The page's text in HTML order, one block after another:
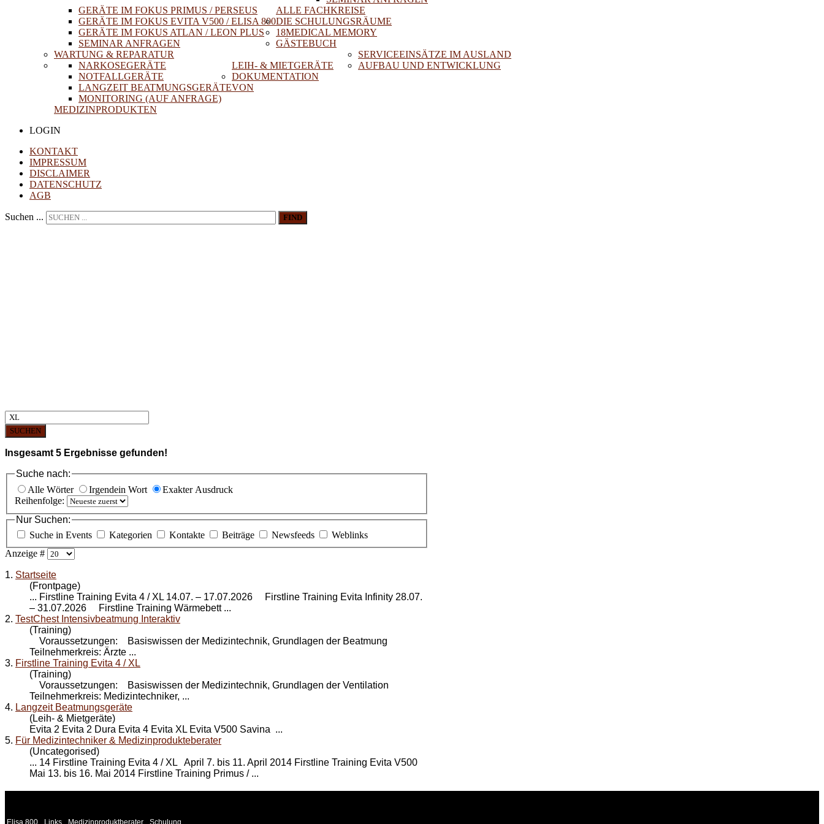
ALLE FACHKREISE
GERÄTE IM FOKUS PRIMUS / PERSEUS
GERÄTE IM FOKUS EVITA V500 / ELISA 800
GERÄTE IM FOKUS ATLAN / LEON PLUS
SEMINAR ANFRAGEN
DIE SCHULUNGSRÄUME
18MEDICAL MEMORY
GÄSTEBUCH
WARTUNG & REPARATUR
LEIH- & MIETGERÄTE
NARKOSEGERÄTE
NOTFALLGERÄTE
LANGZEIT BEATMUNGSGERÄTE
MONITORING (AUF ANFRAGE)
DOKUMENTATION
VON
MEDIZINPRODUKTEN
SERVICEEINSÄTZE IM AUSLAND
AUFBAU UND ENTWICKLUNG
LOGIN
KONTAKT
IMPRESSUM
DISCLAIMER
DATENSCHUTZ
AGB
Suchen ... FIND
SUCHEN
Insgesamt 5 Ergebnisse gefunden!
Suche nach:
Alle Wörter
Irgendein Wort
Exakter Ausdruck
Reihenfolge:
Nur Suchen:
Suche in Events
Kategorien Kontakte Beiträge Newsfeeds
Weblinks
Anzeige #
1. Startseite
(Frontpage)
... Firstline Training Evita 4 /XL 14.07. – 17.07.2026 Firstline Training Evita Infinity 28.07.
– 31.07.2026 Firstline Training Wärmebett ...
2. TestChest Intensivbeatmung Interaktiv
(Training)
Voraussetzungen: Basiswissen der Medizintechnik, Grundlagen der Beatmung
Teilnehmerkreis: Ärzte ...
3. Firstline Training Evita 4 / XL
(Training)
Voraussetzungen: Basiswissen der Medizintechnik, Grundlagen der Ventilation
Teilnehmerkreis: Medizintechniker, ...
4. Langzeit Beatmungsgeräte
(Leih- & Mietgeräte)
Evita 2 Evita 2 Dura Evita 4 Evita XL Evita V500 Savina ...
5. Für Medizintechniker & Medizinprodukteberater
(Uncategorised)
... 14 Firstline Training Evita 4 /XL April 7. bis 11. April 2014 Firstline Training Evita V500
Mai 13. bis 16. Mai 2014 Firstline Training Primus / ...
Elisa 800 Links Medizinproduktberater
Schulung